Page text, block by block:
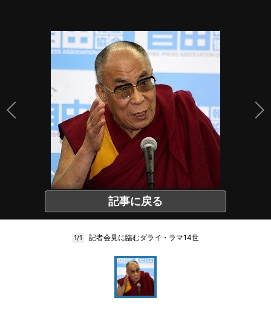
記事に戻る
1/1 記者会見に臨むダライ・ラマ14世